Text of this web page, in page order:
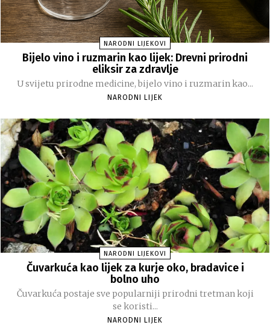
NARODNI LIJEKOVI
Bijelo vino i ruzmarin kao lijek: Drevni prirodni
eliksir za zdravlje
U svijetu prirodne medicine, bijelo vino i ruzmarin kao...
NARODNI LIJEK
NARODNI LIJEKOVI
Čuvarkuća kao lijek za kurje oko, bradavice i
bolno uho
Čuvarkuća postaje sve popularniji prirodni tretman koji
se koristi...
NARODNI LIJEK